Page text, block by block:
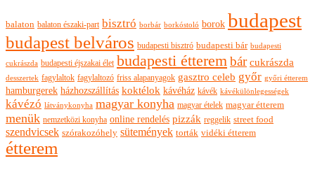
balaton balaton északi-part bisztró borbár borkóstoló borok budapest
budapest belváros budapesti bisztró budapesti bár budapesti
cukrászda budapesti éjszakai élet budapesti étterembár cukrászda
desszertek fagylaltok fagylaltozó friss alapanyagok gasztro celeb győr győri étterem
hamburgerek házhozszállítás koktélok kávéház kávék kávékülönlegességek
kávézó látványkonyha magyar konyha magyar ételek magyar étterem
menük nemzetközi konyha online rendelés pizzák reggelik street food
szendvicsek szórakozóhely sütemények torták vidéki étterem
étterem